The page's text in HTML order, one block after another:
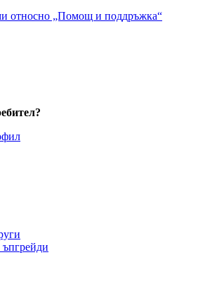
относно „Помощ и поддръжка“
ъпгрейди